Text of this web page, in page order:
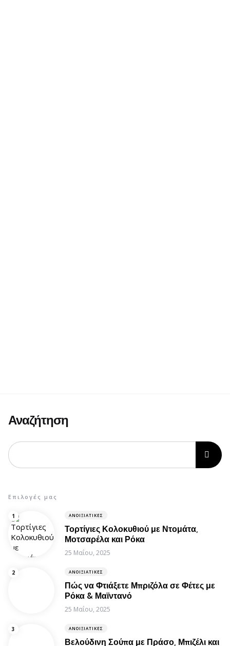
Αναζήτηση
Επιλογές μας
ΑΝΟΙΞΙΆΤΙΚΕΣ
Τορτίγιες Κολοκυθιού με Ντομάτα,
Μοτσαρέλα και Ρόκα
25 Μαΐου, 2025
ΑΝΟΙΞΙΆΤΙΚΕΣ
Πώς να Φτιάξετε Μπριζόλα σε Φέτες με
Ρόκα & Μαϊντανό
25 Μαΐου, 2025
ΑΝΟΙΞΙΆΤΙΚΕΣ
Βελούδινη Σούπα με Πράσο, Μπιζέλι και